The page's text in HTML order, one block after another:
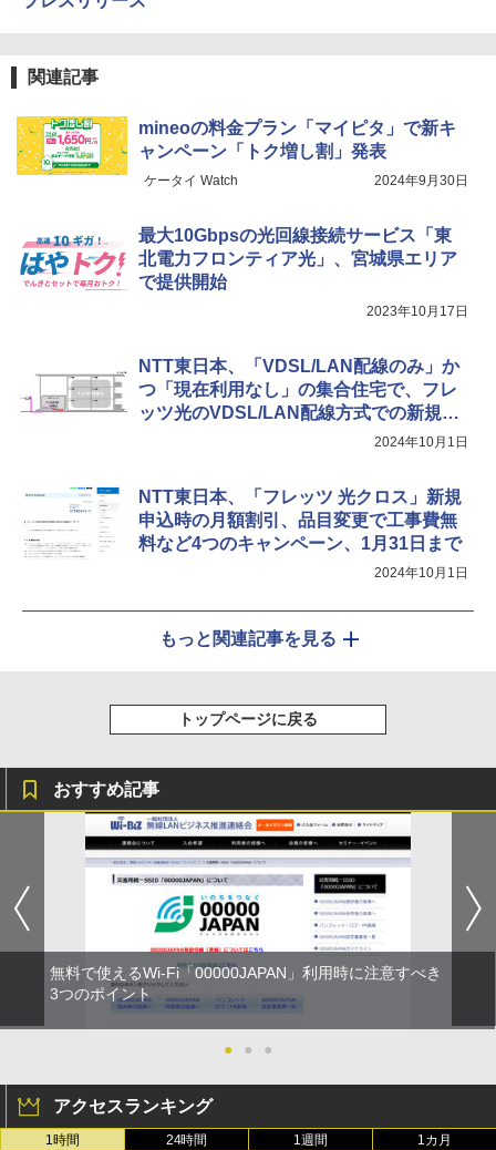
関連記事
mineoの料金プラン「マイピタ」で新キ
ャンペーン「トク増し割」発表
ケータイ Watch 2024年9月30日
最大10Gbpsの光回線接続サービス「東
北電力フロンティア光」、宮城県エリア
で提供開始
2023年10月17日
NTT東日本、「VDSL/LAN配線のみ」か
つ「現在利用なし」の集合住宅で、フレ
ッツ光のVDSL/LAN配線方式での新規受
付を10月24日に終了、光配線への移行促
2024年10月1日
NTT東日本、「フレッツ 光クロス」新規
申込時の月額割引、品目変更で工事費無
料など4つのキャンペーン、1月31日まで
2024年10月1日
もっと関連記事を見る
トップページに戻る
おすすめ記事
無料で使えるWi-Fi「00000JAPAN」利用時に注意すべき
3つのポイント
● ● ●
アクセスランキング
1時間 24時間 1週間 1カ月